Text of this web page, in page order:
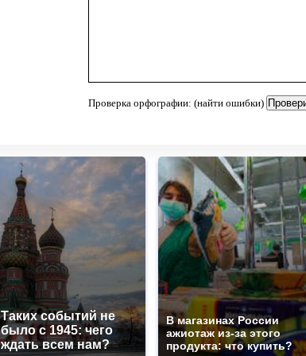
Проверка орфографии: (найти ошибки)
Таких событий не
было с 1945: чего
ждать всем нам?
В магазинах России
ажиотаж из-за этого
продукта: что купить?